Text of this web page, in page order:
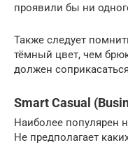
проявили бы ни
Также следует
тёмный цвет, чем
должен
Smart Casual
Наиболее популярен
Не предполагает